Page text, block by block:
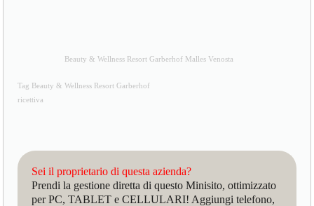
Beauty & Wellness Resort Garberhof Malles Venosta
Tag Beauty & Wellness Resort Garberhof
ricettiva
Sei il proprietario di questa azienda?
Prendi la gestione diretta di questo Minisito, ottimizzato
per PC, TABLET e CELLULARI! Aggiungi telefono,